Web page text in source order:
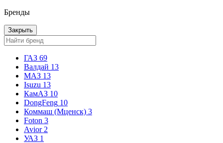
Бренды
Закрыть
ГАЗ 69
Валдай 13
МАЗ 13
Isuzu 13
КамАЗ 10
DongFeng 10
Коммаш (Мценск) 3
Foton 3
Avior 2
УАЗ 1